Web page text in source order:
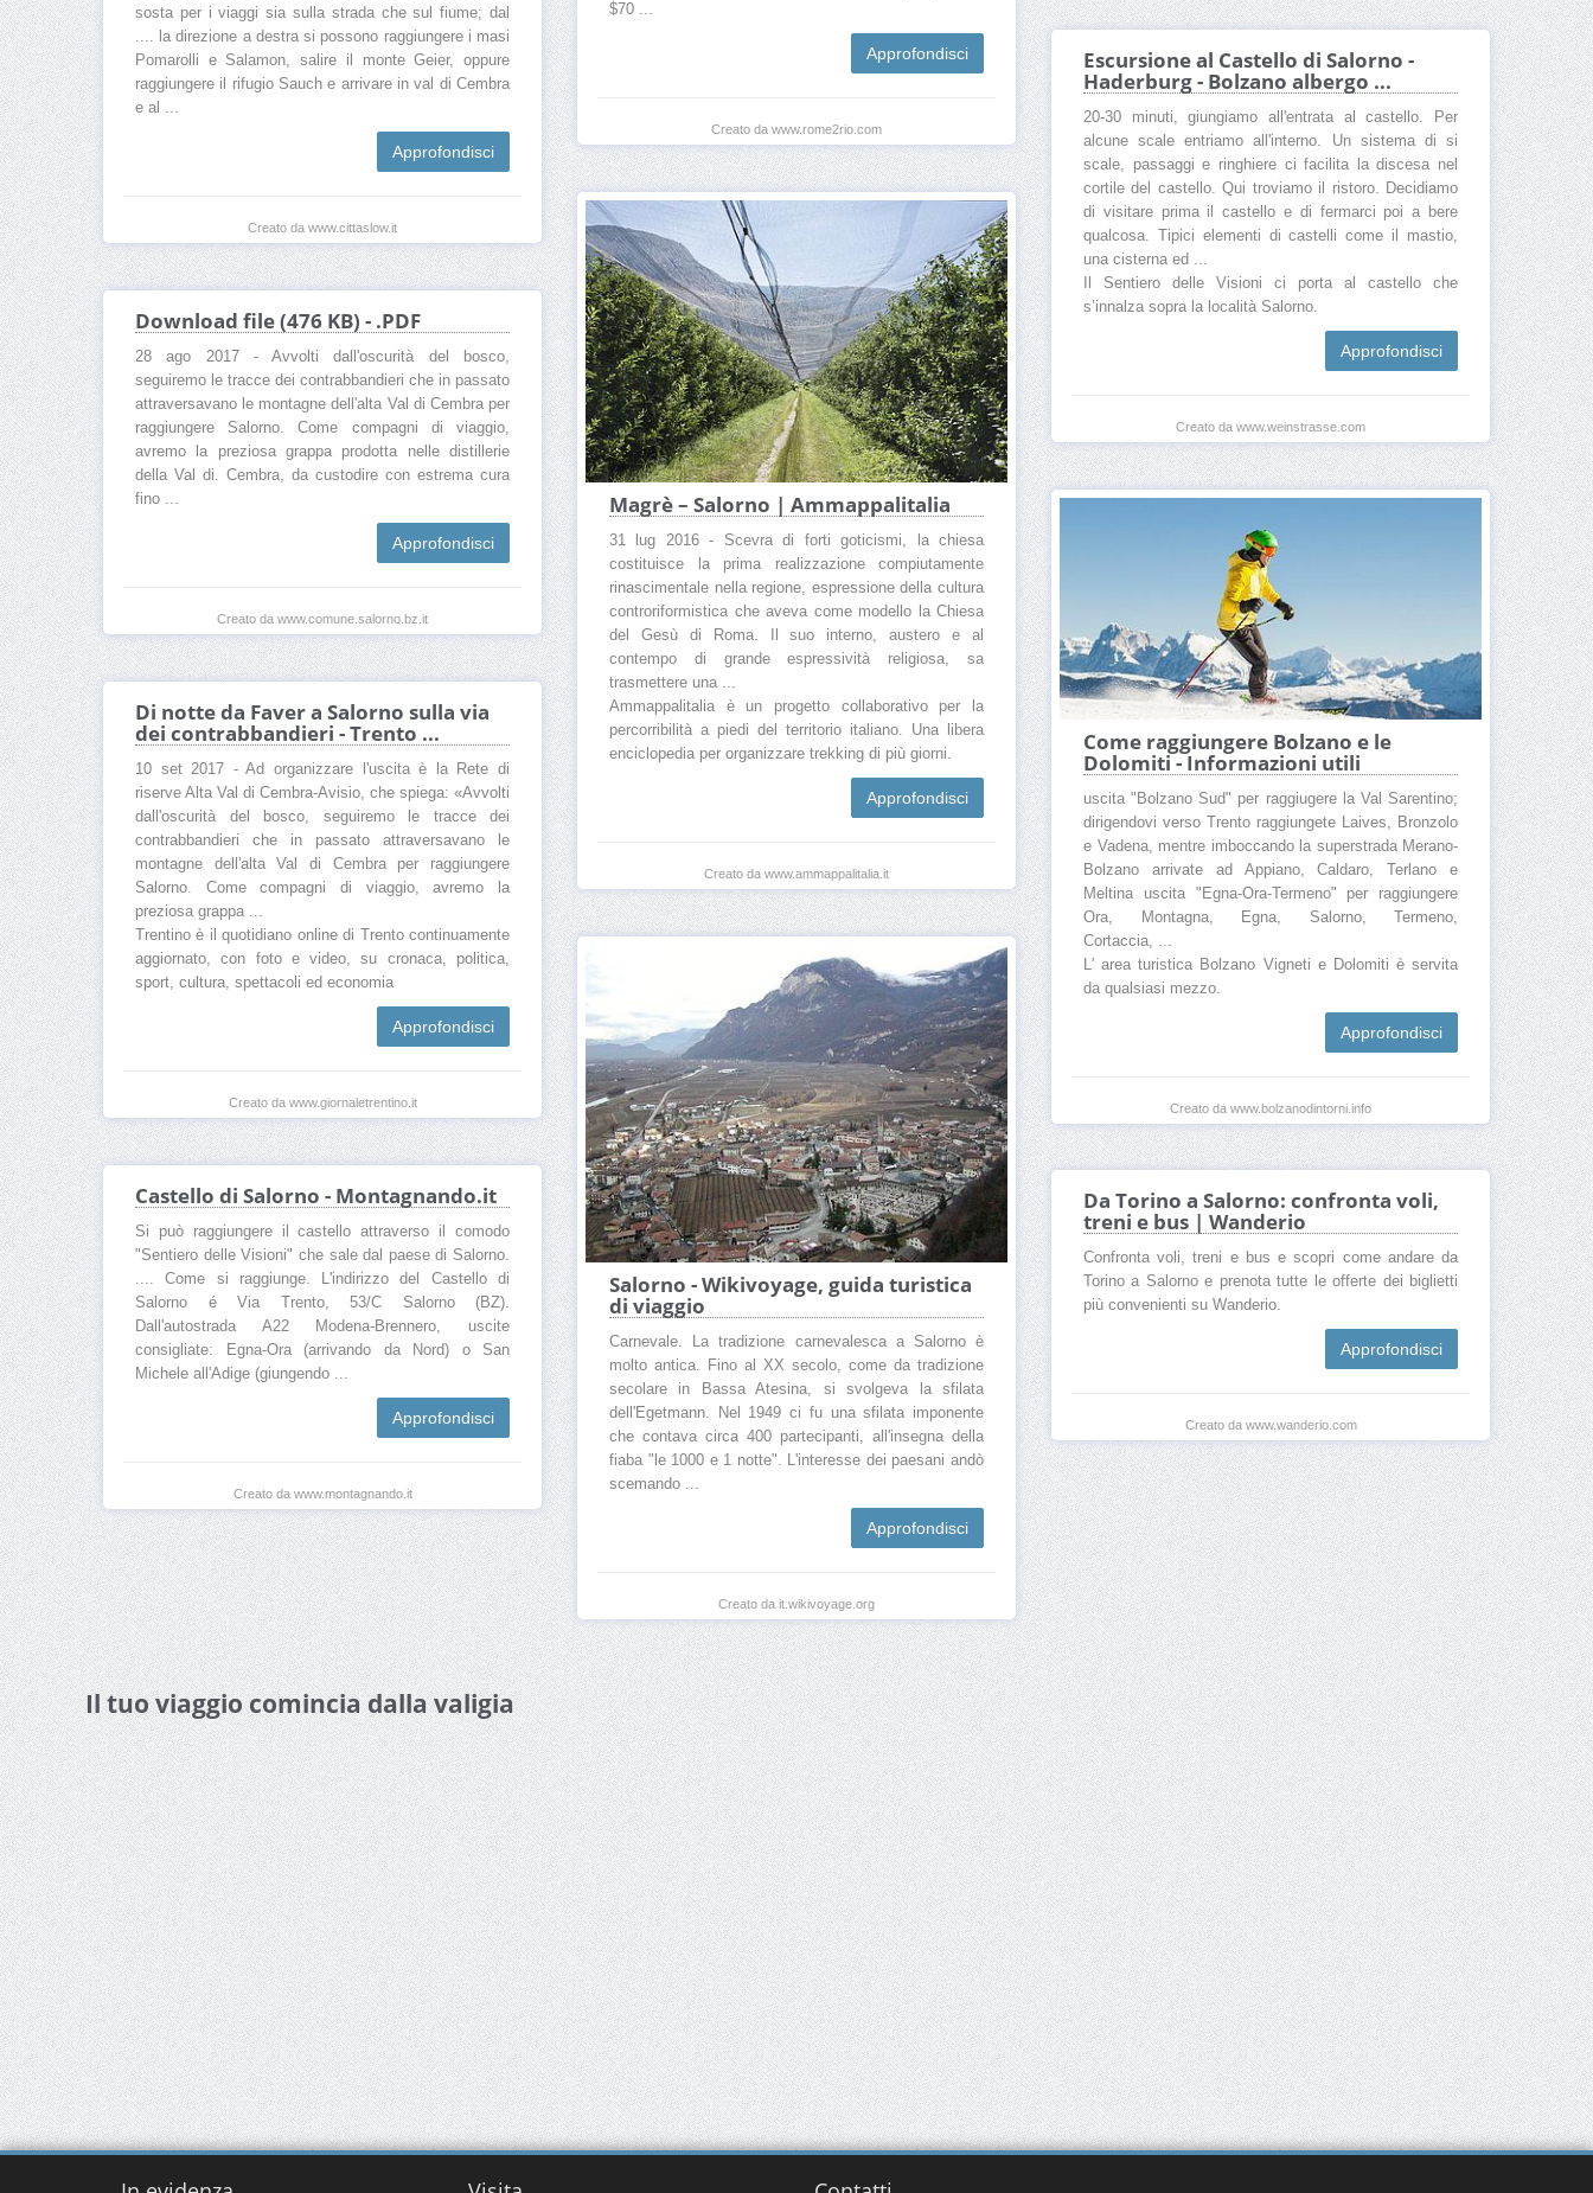
$70 ...
Approfondisci
Creato da www.rome2rio.com
sosta per i viaggi sia sulla strada che sul fiume; dal
.... la direzione a destra si possono raggiungere i masi
Pomarolli e Salamon, salire il monte Geier, oppure
raggiungere il rifugio Sauch e arrivare in val di Cembra
e al ...
Approfondisci
Creato da www.cittaslow.it
Escursione al Castello di Salorno -
Haderburg - Bolzano albergo ...
20-30 minuti, giungiamo all'entrata al castello. Per
alcune scale entriamo all'interno. Un sistema di si
scale, passaggi e ringhiere ci facilita la discesa nel
cortile del castello. Qui troviamo il ristoro. Decidiamo
di visitare prima il castello e di fermarci poi a bere
qualcosa. Tipici elementi di castelli come il mastio,
una cisterna ed ...
Il Sentiero delle Visioni ci porta al castello che
s’innalza sopra la località Salorno.
Approfondisci
Creato da www.weinstrasse.com
Magrè – Salorno | Ammappalitalia
31 lug 2016 - Scevra di forti goticismi, la chiesa
costituisce la prima realizzazione compiutamente
rinascimentale nella regione, espressione della cultura
controriformistica che aveva come modello la Chiesa
del Gesù di Roma. Il suo interno, austero e al
contempo di grande espressività religiosa, sa
trasmettere una ...
Ammappalitalia è un progetto collaborativo per la
percorribilità a piedi del territorio italiano. Una libera
enciclopedia per organizzare trekking di più giorni.
Approfondisci
Creato da www.ammappalitalia.it
Download file (476 KB) - .PDF
28 ago 2017 - Avvolti dall'oscurità del bosco,
seguiremo le tracce dei contrabbandieri che in passato
attraversavano le montagne dell'alta Val di Cembra per
raggiungere Salorno. Come compagni di viaggio,
avremo la preziosa grappa prodotta nelle distillerie
della Val di. Cembra, da custodire con estrema cura
fino ...
Approfondisci
Creato da www.comune.salorno.bz.it
Come raggiungere Bolzano e le
Dolomiti - Informazioni utili
uscita "Bolzano Sud" per raggiugere la Val Sarentino;
dirigendovi verso Trento raggiungete Laives, Bronzolo
e Vadena, mentre imboccando la superstrada Merano-
Bolzano arrivate ad Appiano, Caldaro, Terlano e
Meltina uscita "Egna-Ora-Termeno" per raggiungere
Ora, Montagna, Egna, Salorno, Termeno,
Cortaccia, ...
L' area turistica Bolzano Vigneti e Dolomiti è servita
da qualsiasi mezzo.
Approfondisci
Creato da www.bolzanodintorni.info
Di notte da Faver a Salorno sulla via
dei contrabbandieri - Trento ...
10 set 2017 - Ad organizzare l'uscita è la Rete di
riserve Alta Val di Cembra-Avisio, che spiega: «Avvolti
dall'oscurità del bosco, seguiremo le tracce dei
contrabbandieri che in passato attraversavano le
montagne dell'alta Val di Cembra per raggiungere
Salorno. Come compagni di viaggio, avremo la
preziosa grappa ...
Trentino è il quotidiano online di Trento continuamente
aggiornato, con foto e video, su cronaca, politica,
sport, cultura, spettacoli ed economia
Approfondisci
Creato da www.giornaletrentino.it
Salorno - Wikivoyage, guida turistica
di viaggio
Carnevale. La tradizione carnevalesca a Salorno è
molto antica. Fino al XX secolo, come da tradizione
secolare in Bassa Atesina, si svolgeva la sfilata
dell'Egetmann. Nel 1949 ci fu una sfilata imponente
che contava circa 400 partecipanti, all'insegna della
fiaba "le 1000 e 1 notte". L'interesse dei paesani andò
scemando ...
Approfondisci
Creato da it.wikivoyage.org
Castello di Salorno - Montagnando.it
Si può raggiungere il castello attraverso il comodo
"Sentiero delle Visioni" che sale dal paese di Salorno.
.... Come si raggiunge. L'indirizzo del Castello di
Salorno é Via Trento, 53/C Salorno (BZ).
Dall'autostrada A22 Modena-Brennero, uscite
consigliate: Egna-Ora (arrivando da Nord) o San
Michele all'Adige (giungendo ...
Approfondisci
Creato da www.montagnando.it
Da Torino a Salorno: confronta voli,
treni e bus | Wanderio
Confronta voli, treni e bus e scopri come andare da
Torino a Salorno e prenota tutte le offerte dei biglietti
più convenienti su Wanderio.
Approfondisci
Creato da www.wanderio.com
Il tuo viaggio comincia dalla valigia